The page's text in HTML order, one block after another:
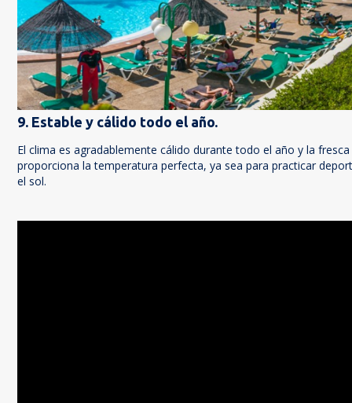
9. Estable y cálido todo el año.
El clima es agradablemente cálido durante todo el año y la
proporciona la temperatura perfecta, ya sea para practicar
el sol.